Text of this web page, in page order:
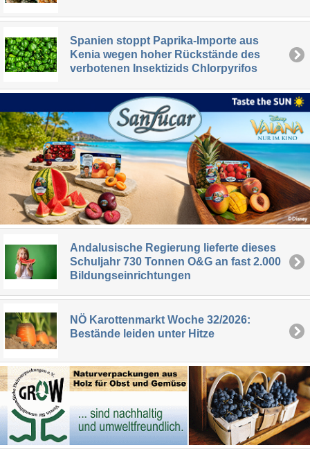
Spanien stoppt Paprika-Importe aus
Kenia wegen hoher Rückstände des
verbotenen Insektizids Chlorpyrifos
Andalusische Regierung lieferte dieses
Schuljahr 730 Tonnen O&G an fast 2.000
Bildungseinrichtungen
NÖ Karottenmarkt Woche 32/2026:
Bestände leiden unter Hitze